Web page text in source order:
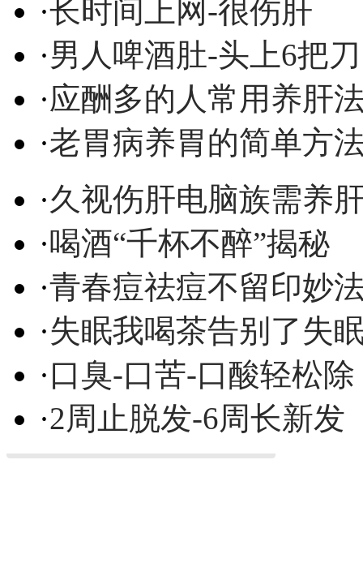
·长时间上网-很伤肝
·男人啤酒肚-头上6把刀
·应酬多的人常用养肝
·老胃病养胃的简单方
·久视伤肝电脑族需养
·喝酒“千杯不醉”揭秘
·青春痘祛痘不留印妙
·失眠我喝茶告别了失
·口臭-口苦-口酸轻松除
·2周止脱发-6周长新发